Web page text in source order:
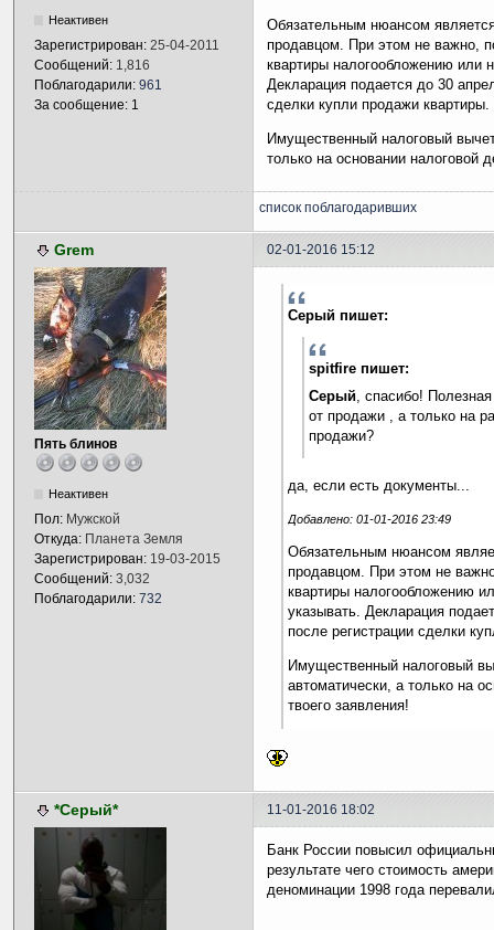
Неактивен
Зарегистрирован: 25-04-2011
Сообщений: 1,816
Поблагодарили: 961
За сообщение: 1
Обязательным нюансом
продавцом. При этом не важно,
квартиры налогообложению или
Декларация подается до 30
сделки купли продажи квартиры.
Имущественный налоговый
только на основании налоговой
список поблагодаривших
Grem 02-01-2016 15:12
Пять блинов
Неактивен
Пол: Мужской
Откуда: Планета Земля
Зарегистрирован: 19-03-2015
Сообщений: 3,032
Поблагодарили: 732
Серый пишет:
spitfire пишет:
Серый , спасибо!
от продажи , а только на
продажи?
да, если есть документы...
Добавлено: 01-01-2016 23:49
Обязательным нюансом
продавцом. При этом не
квартиры налогообложению
указывать. Декларация
после регистрации сделки
Имущественный налоговый
автоматически, а только на
твоего заявления!
*Серый* 11-01-2016 18:02
Банк России повысил
результате чего стоимость
деноминации 1998 года